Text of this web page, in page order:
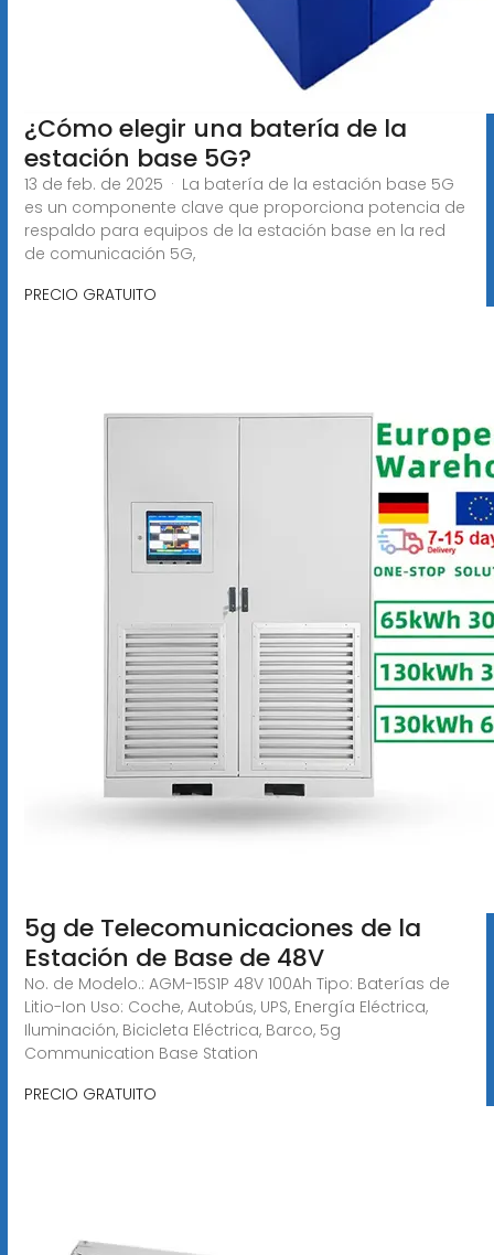
¿Cómo elegir una batería de la
estación base 5G?
13 de feb. de 2025 · La batería de la estación base 5G
es un componente clave que proporciona potencia de
respaldo para equipos de la estación base en la red
de comunicación 5G,
PRECIO GRATUITO
5g de Telecomunicaciones de la
Estación de Base de 48V
No. de Modelo.: AGM-15S1P 48V 100Ah Tipo: Baterías de
Litio-Ion Uso: Coche, Autobús, UPS, Energía Eléctrica,
Iluminación, Bicicleta Eléctrica, Barco, 5g
Communication Base Station
PRECIO GRATUITO